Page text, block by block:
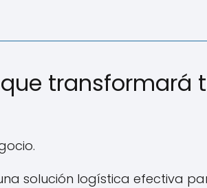
transformará
solución logística efectiva